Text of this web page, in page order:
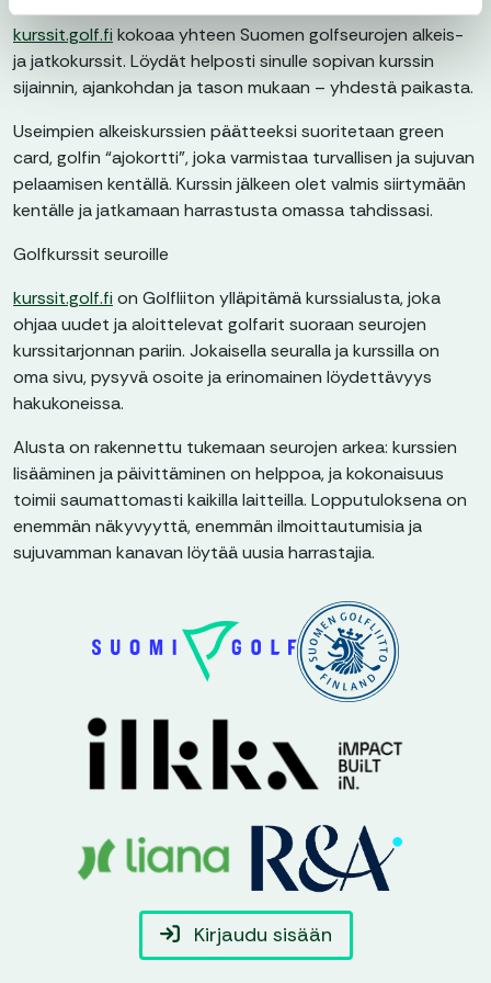
kurssit.golf.fi kokoaa yhteen Suomen golfseurojen alkeis-
ja jatkokurssit. Löydät helposti sinulle sopivan kurssin
sijainnin, ajankohdan ja tason mukaan – yhdestä paikasta.
Useimpien alkeiskurssien päätteeksi suoritetaan green
card, golfin “ajokortti”, joka varmistaa turvallisen ja sujuvan
pelaamisen kentällä. Kurssin jälkeen olet valmis siirtymään
kentälle ja jatkamaan harrastusta omassa tahdissasi.
Golfkurssit seuroille
kurssit.golf.fi on Golfliiton ylläpitämä kurssialusta, joka
ohjaa uudet ja aloittelevat golfarit suoraan seurojen
kurssitarjonnan pariin. Jokaisella seuralla ja kurssilla on
oma sivu, pysyvä osoite ja erinomainen löydettävyys
hakukoneissa.
Alusta on rakennettu tukemaan seurojen arkea: kurssien
lisääminen ja päivittäminen on helppoa, ja kokonaisuus
toimii saumattomasti kaikilla laitteilla. Lopputuloksena on
enemmän näkyvyyttä, enemmän ilmoittautumisia ja
sujuvamman kanavan löytää uusia harrastajia.
Kirjaudu sisään